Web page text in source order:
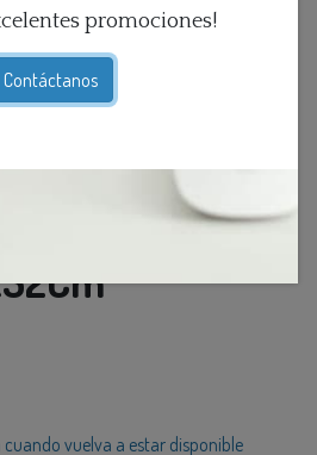
promociones!
Contáctanos
2L E27 Negro
vuelva a estar disponible